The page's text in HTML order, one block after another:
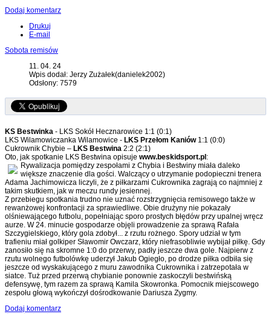
Dodaj komentarz
Drukuj
E-mail
Sobota remisów
11. 04. 24
Wpis dodał: Jerzy Zużałek(danielek2002)
Odsłony: 7579
KS Bestwinka - LKS Sokół Hecznarowice 1:1 (0:1)
LKS Wilamowiczanka Wilamowice - LKS Przełom Kaniów1:1 (0:0)
Cukrownik Chybie – LKS Bestwina 2:2 (2:1)
Oto, jak spotkanie LKS Bestwina opisuje www.beskidsport.pl :
Rywalizacja pomiędzy zespołami z Chybia i Bestwiny miała daleko
większe znaczenie dla gości. Walczący o utrzymanie podopieczni trenera
Adama Jachimowicza liczyli, że z piłkarzami Cukrownika zagrają co najmniej z
takim skutkiem, jak w meczu rundy jesiennej.
Z przebiegu spotkania trudno nie uznać rozstrzygnięcia remisowego także w
rewanżowej konfrontacji za sprawiedliwe. Obie drużyny nie pokazały
olśniewającego futbolu, popełniając sporo prostych błędów przy upalnej wręcz
aurze. W 24. minucie gospodarze objęli prowadzenie za sprawą Rafała
Szczygielskiego, który gola zdobył... z rzutu rożnego. Spory udział w tym
trafieniu miał golkiper Sławomir Owczarz, który niefrasobliwie wybijał piłkę. Gdy
zanosiło się na skromne 1:0 do przerwy, padły jeszcze dwa gole. Najpierw z
rzutu wolnego futbolówkę uderzył Jakub Ogiegło, po drodze piłka odbiła się
jeszcze od wyskakującego z muru zawodnika Cukrownika i zatrzepotała w
siatce. Tuż przed przerwą chybianie ponownie zaskoczyli bestwińską
defensywę, tym razem za sprawą Kamila Skowronka. Pomocnik miejscowego
zespołu głową wykończył dośrodkowanie Dariusza Zygmy.
Dodaj komentarz